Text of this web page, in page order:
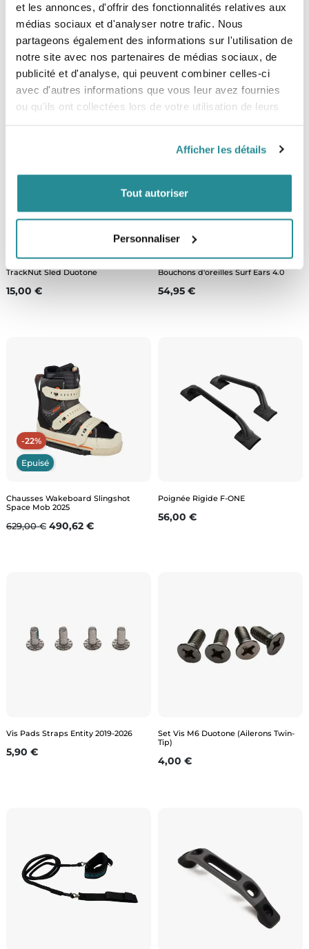
et les annonces, d'offrir des fonctionnalités relatives aux
médias sociaux et d'analyser notre trafic. Nous
partageons également des informations sur l'utilisation de
notre site avec nos partenaires de médias sociaux, de
publicité et d'analyse, qui peuvent combiner celles-ci
avec d'autres informations que vous leur avez fournies
ou qu'ils ont collectées lors de votre utilisation de leurs
Afficher les détails
Tout autoriser
Personnaliser
Poignée souple F-ONE
Prix
29,00 €
Tuyau De Pompe Multi Duotone
Avec Adaptateur
Prix
11,90 €
TrackNut Sled Duotone
Prix
15,00 €
Bouchons d'oreilles Surf Ears 4.0
Prix
54,95 €
-22%
Epuisé
Chausses Wakeboard Slingshot
Space Mob 2025
Prix de base
629,00 € Prix
490,62 €
Poignée Rigide F-ONE
Prix
56,00 €
Vis Pads Straps Entity 2019-2026
Prix
5,90 €
Set Vis M6 Duotone (Ailerons Twin-
Tip)
Prix
4,00 €